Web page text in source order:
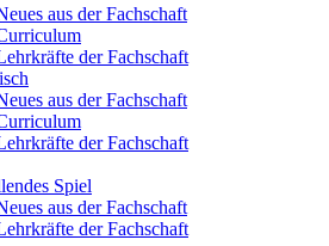
aus der Fachschaft
der Fachschaft
aus der Fachschaft
der Fachschaft
Spiel
aus der Fachschaft
der Fachschaft